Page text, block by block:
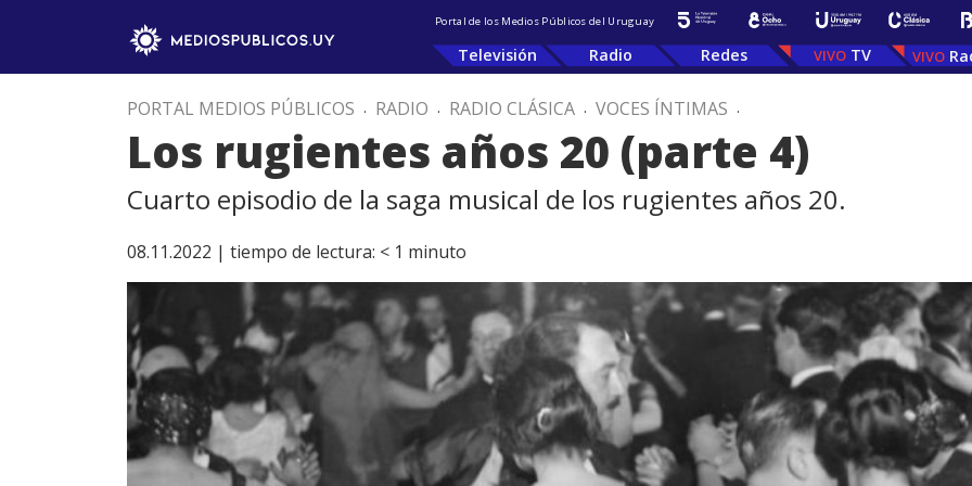
Portal de los Medios Públicos del Uruguay
Televisión Radio Redes TV
PORTAL MEDIOS PÚBLICOS . RADIO . RADIO CLÁSICA . VOCES ÍNTIMAS .
Los rugientes años 20 (parte 4)
Cuarto episodio de la saga musical de los rugientes años 20.
08.11.2022 | tiempo de lectura: < 1 minuto